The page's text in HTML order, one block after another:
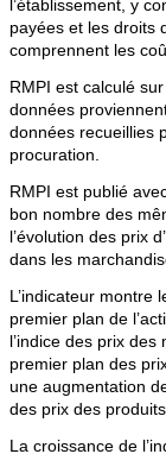
l’établissement, y
payées et les droits
comprennent les
RMPI est calculé
données
données recueillies
procuration.
RMPI est publié
bon nombre des
l’évolution des prix
dans les
L’indicateur montre
premier plan de
l’indice des prix
premier plan des
une augmentation
des prix des
La croissance de